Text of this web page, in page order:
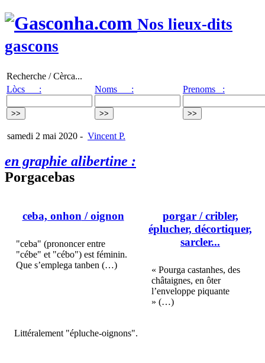
Nos lieux-dits
gascons
Recherche / Cèrca...
Lòcs :
Noms : Prenoms :
samedi 2 mai 2020 - Vincent P.
en graphie alibertine :
Porgacebas
ceba, onhon/ oignon
"ceba" (prononcer entre
"cébe" et "cébo") est féminin.
Que s’emplega tanben (…)
porgar/ cribler,
éplucher, décortiquer,
sarcler...
« Pourga castanhes, des
châtaignes, en ôter
l’enveloppe piquante
» (…)
Littéralement "épluche-oignons".